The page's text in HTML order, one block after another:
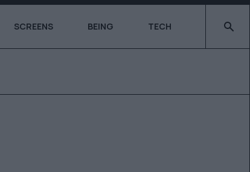
SCREENS BEING TECH Type